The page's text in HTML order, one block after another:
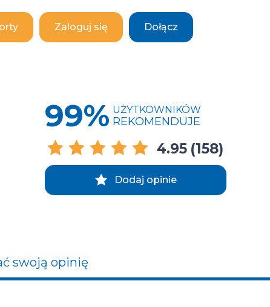
Zaloguj się Dołącz
99% UŻYTKOWNIKÓW
REKOMENDUJE
4.95 (158)
Dodaj opinie
swoją opinię